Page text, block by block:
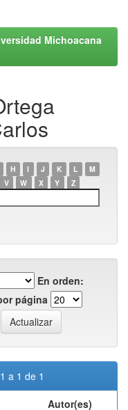
Michoacana
H I J K L
M
V W X Y Z
En orden:
página
a 1 de 1
Autor(es)